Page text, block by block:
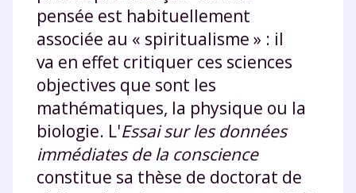
pensée est habituellement
associée au « spiritualisme » : il
va en effet critiquer ces sciences
objectives que sont les
mathématiques, la physique ou la
biologie. L'Essai sur les données
immédiates de la conscience
constitue sa thèse de doctorat de